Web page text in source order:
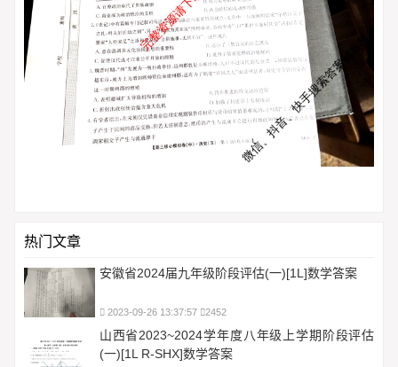
热门文章
安徽省2024届九年级阶段评估(一)[1L]数学答案
2023-09-26 13:37:57 2452
山西省2023~2024学年度八年级上学期阶段评估
(一)[1L R-SHX]数学答案